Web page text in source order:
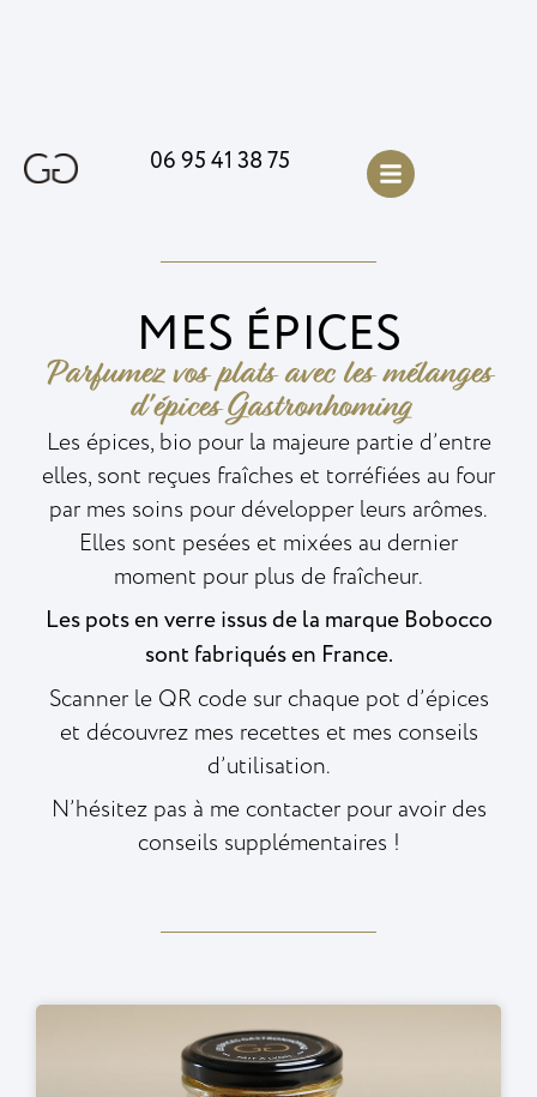
06 95 41 38 75
MES ÉPICES
Parfumez vos plats avec les mélanges
d'épices Gastronhoming
Les épices, bio pour la majeure partie d’entre
elles, sont reçues fraîches et torréfiées au four
par mes soins pour développer leurs arômes.
Elles sont pesées et mixées au dernier
moment pour plus de fraîcheur.
Les pots en verre issus de la marque Bobocco
sont fabriqués en France.
Scanner le QR code sur chaque pot d’épices
et découvrez mes recettes et mes conseils
d’utilisation.
N’hésitez pas à me contacter pour avoir des
conseils supplémentaires !